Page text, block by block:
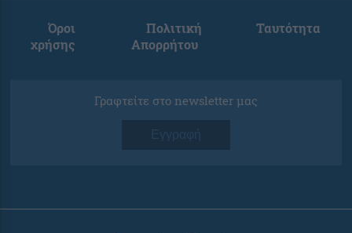
Όροι
χρήσης
Πολιτική
Απορρήτου
Ταυτότητα
Γραφτείτε στο newsletter μας
Εγγραφή